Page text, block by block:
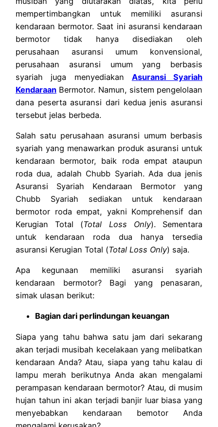
mempertimbangkan untuk memiliki asuransi
kendaraan bermotor. Saat ini asuransi kendaraan
bermotor tidak hanya disediakan oleh
perusahaan asuransi umum konvensional,
perusahaan asuransi umum yang berbasis
syariah juga menyediakan Asuransi Syariah
Kendaraan Bermotor. Namun, sistem pengelolaan
dana peserta asuransi dari kedua jenis asuransi
tersebut jelas berbeda.
Salah satu perusahaan asuransi umum berbasis
syariah yang menawarkan produk asuransi untuk
kendaraan bermotor, baik roda empat ataupun
roda dua, adalah Chubb Syariah. Ada dua jenis
Asuransi Syariah Kendaraan Bermotor yang
Chubb Syariah sediakan untuk kendaraan
bermotor roda empat, yakni Komprehensif dan
Kerugian Total (Total Loss Only). Sementara
untuk kendaraan roda dua hanya tersedia
asuransi Kerugian Total (Total Loss Only) saja.
Apa kegunaan memiliki asuransi syariah
kendaraan bermotor? Bagi yang penasaran,
simak ulasan berikut:
Bagian dari perlindungan keuangan
Siapa yang tahu bahwa satu jam dari sekarang
akan terjadi musibah kecelakaan yang melibatkan
kendaraan Anda? Atau, siapa yang tahu kalau di
lampu merah berikutnya Anda akan mengalami
perampasan kendaraan bermotor? Atau, di musim
hujan tahun ini akan terjadi banjir luar biasa yang
menyebabkan kendaraan bemotor Anda